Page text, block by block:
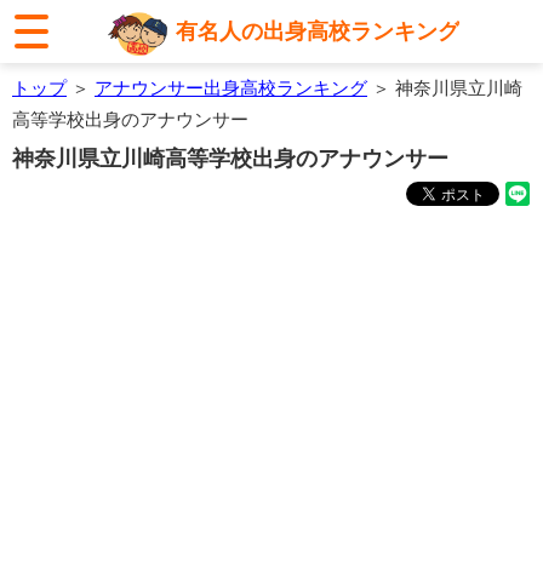
有名人の出身高校ランキング
トップ＞ アナウンサー出身高校ランキング ＞ 神奈川県立川崎
高等学校出身のアナウンサー
神奈川県立川崎高等学校出身のアナウンサー